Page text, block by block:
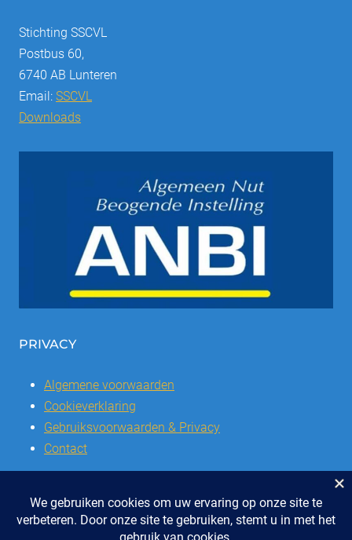
Stichting SSCVL
Postbus 60,
6740 AB Lunteren
Email: SSCVL
Downloads
PRIVACY
Algemene voorwaarden
Cookieverklaring
Gebruiksvoorwaarden & Privacy
Contact